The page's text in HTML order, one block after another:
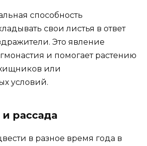
способность
свои листья в ответ
Это явление
и помогает растению
или
условий.
рассада
в разное время года в